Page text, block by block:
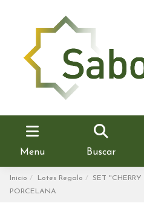
Menu Buscar
Inicio Lotes Regalo
SET
PORCELANA